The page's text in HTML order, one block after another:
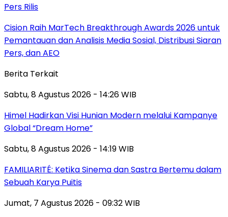
Pers Rilis
Cision Raih MarTech Breakthrough Awards 2026 untuk
Pemantauan dan Analisis Media Sosial, Distribusi Siaran
Pers, dan AEO
Berita Terkait
Sabtu, 8 Agustus 2026 - 14:26 WIB
Himel Hadirkan Visi Hunian Modern melalui Kampanye
Global “Dream Home”
Sabtu, 8 Agustus 2026 - 14:19 WIB
FAMILIARITÉ: Ketika Sinema dan Sastra Bertemu dalam
Sebuah Karya Puitis
Jumat, 7 Agustus 2026 - 09:32 WIB